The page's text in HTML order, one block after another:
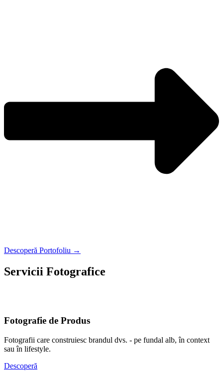
Descoperă Portofoliu →
Servicii Fotografice
Fotografie de Produs
Fotografii care construiesc brandul dvs. - pe fundal alb, în context
sau în lifestyle.
Descoperă